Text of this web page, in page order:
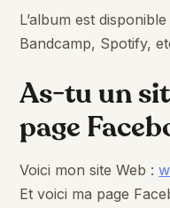
L’album est
Bandcamp, Spotify,
As-tu un
page
Voici mon site Web :
Et voici ma page